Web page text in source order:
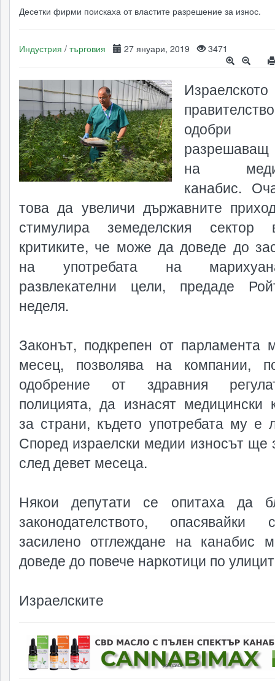
Десетки фирми поискаха от властите разрешение за износ.
Индустрия / търговия 27 януари, 2019 3471
Израелското
правителство
одобри
разрешаващ
на
канабис.
това да увеличи държавните
стимулира земеделския сектор
критиките, че може да доведе до
на употребата на
развлекателни цели, предаде
неделя.
Законът, подкрепен от парламента
месец, позволява на компании,
одобрение от здравния
полицията, да изнасят медицински
за страни, където употребата му е
Според израелски медии износът ще
след девет месеца.
Някои депутати се опитаха да
законодателството,
засилено отглеждане на канабис
доведе до повече наркотици по
Израелските
реклама